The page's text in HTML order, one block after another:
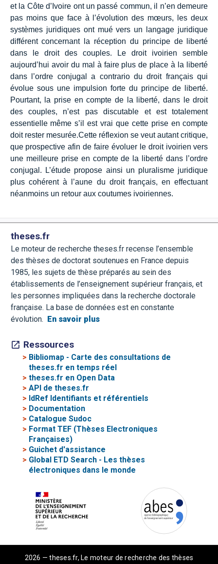
et la Côte d’Ivoire ont un passé commun, il n’en demeure
pas moins que face à l’évolution des mœurs, les deux
systèmes juridiques ont mué vers un langage juridique
différent concernant la réception du principe de liberté
dans le droit des couples. Le droit ivoirien semble
aujourd’hui avoir du mal à faire plus de place à la liberté
dans l’ordre conjugal a contrario du droit français qui
évolue sous une impulsion forte du principe de liberté.
Pourtant, la prise en compte de la liberté, dans le droit
des couples, n’est pas discutable et est totalement
essentielle même s’il est vrai que cette prise en compte
doit rester mesurée.Cette réflexion se veut autant critique,
que prospective afin de faire évoluer le droit ivoirien vers
une meilleure prise en compte de la liberté dans l’ordre
conjugal. L’étude propose ainsi un pluralisme juridique
plus cohérent à l’aune du droit français, en effectuant
néanmoins un retour aux coutumes ivoiriennes.
theses.fr
Le moteur de recherche theses.fr recense l’ensemble
des thèses de doctorat soutenues en France depuis
1985, les sujets de thèse préparés au sein des
établissements de l’enseignement supérieur français, et
les personnes impliquées dans la recherche doctorale
française. La base de données est en constante
évolution.
En savoir plus
Ressources
> Bibliomap - Carte des consultations de
theses.fr en temps réel
>theses.fr en Open Data
>API de theses.fr
> IdRef Identifiants et référentiels
> Documentation
> Catalogue Sudoc
> Format TEF (Thèses Electroniques
Françaises)
> Guichet d'assistance
> Global ETD Search - Les thèses
électroniques dans le monde
2026 — theses.fr, Le moteur de recherche des thèses